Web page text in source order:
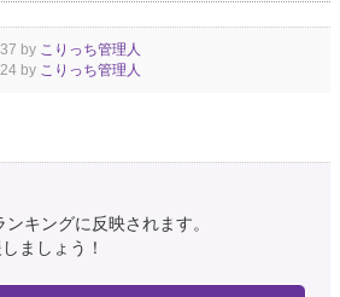
by こりっち管理人
by こりっち管理人
キングに反映されます。
ましょう！